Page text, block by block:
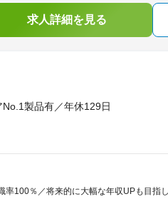
求人詳細を見る
製品有／年休129日
100％／将来的に大幅な年収UPも目指